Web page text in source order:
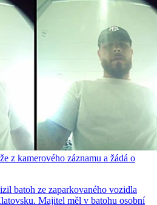
z kamerového záznamu a žádá o
batoh ze zaparkovaného vozidla
Majitel měl v batohu osobní